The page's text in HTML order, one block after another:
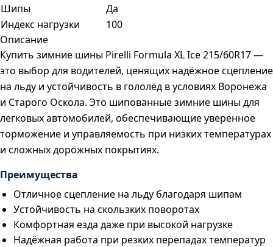
Шипы
Да
Индекс нагрузки
100
Описание
Купить зимние шины Pirelli Formula XL Ice 215/60R17 —
это выбор для водителей, ценящих надёжное сцепление
на льду и устойчивость в гололёд в условиях Воронежа
и Старого Оскола. Это шипованные зимние шины для
легковых автомобилей, обеспечивающие уверенное
торможение и управляемость при низких температурах
и сложных дорожных покрытиях.
Преимущества
Отличное сцепление на льду благодаря шипам
Устойчивость на скользких поворотах
Комфортная езда даже при высокой нагрузке
Надёжная работа при резких перепадах температур